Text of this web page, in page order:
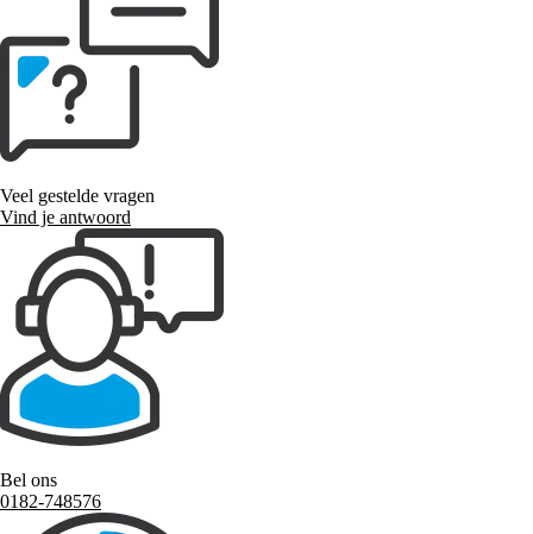
Veel gestelde vragen
Vind je antwoord
Bel ons
0182-748576